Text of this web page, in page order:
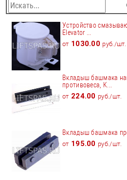
Устройство
Elevator ...
от 1030.00 руб./шт.
Вкладыш башмака
противовеса, K...
от 224.00 руб./шт.
Вкладыш башмака
от 195.00 руб./шт.